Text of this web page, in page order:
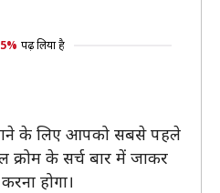
पढ़ लिया है
के लिए आपको सबसे पहले
के सर्च बार में जाकर
होगा।